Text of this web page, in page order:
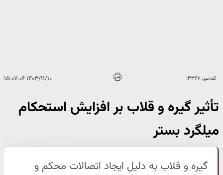
کدخبر: ۱۳۳۶۷ ۱۴۰۳/۱۱/۱۰ ۱۵:۰۷:۰۶
تأثیر گیره و قلاب بر افزایش استحکام
میلگرد بستر
گیره و قلاب به دلیل ایجاد اتصالات محکم و